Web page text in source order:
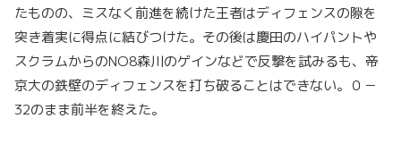
たものの、ミスなく前進を続けた王者はディフェンスの隙を
突き着実に得点に結びつけた。その後は慶田のハイパントや
スクラムからのNO8森川のゲインなどで反撃を試みるも、帝
京大の鉄壁のディフェンスを打ち破ることはできない。０－
32のまま前半を終えた。